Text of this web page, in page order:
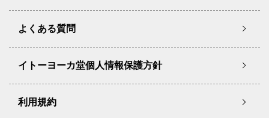
よくある質問
イトーヨーカ堂個人情報保護方針
利用規約